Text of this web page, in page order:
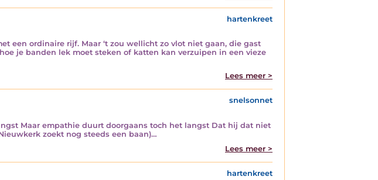
hartenkreet
een ordinaire rijf. Maar ‘t zou wellicht zo vlot niet gaan, die gast
je banden lek moet steken of katten kan verzuipen in een vieze
Lees meer >
snelsonnet
Maar empathie duurt doorgaans toch het langst Dat hij dat niet
zoekt nog steeds een baan)…
Lees meer >
hartenkreet